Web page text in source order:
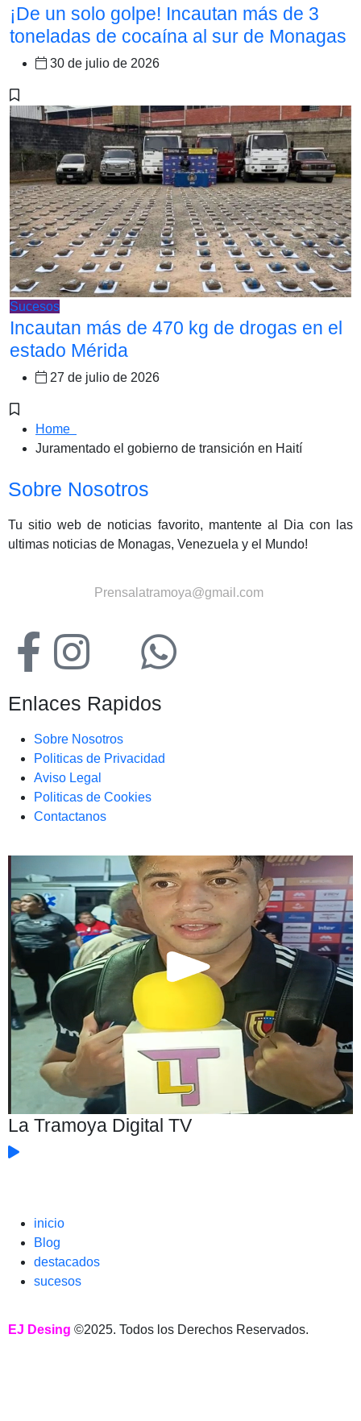
¡De un solo golpe! Incautan más de 3
toneladas de cocaína al sur de Monagas
30 de julio de 2026
Sucesos
Incautan más de 470 kg de drogas en el
estado Mérida
27 de julio de 2026
Home
Juramentado el gobierno de transición en Haití
Sobre Nosotros
Tu sitio web de noticias favorito, mantente al Dia con las
ultimas noticias de Monagas, Venezuela y el Mundo!
Prensalatramoya@gmail.com
Enlaces Rapidos
Sobre Nosotros
Politicas de Privacidad
Aviso Legal
Politicas de Cookies
Contactanos
La Tramoya Digital TV
inicio
Blog
destacados
sucesos
EJ Desing ©2025. Todos los Derechos Reservados.